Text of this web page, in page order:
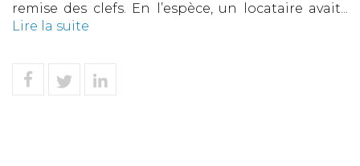
remise des clefs. En l’espèce, un locataire avait...
Lire la suite